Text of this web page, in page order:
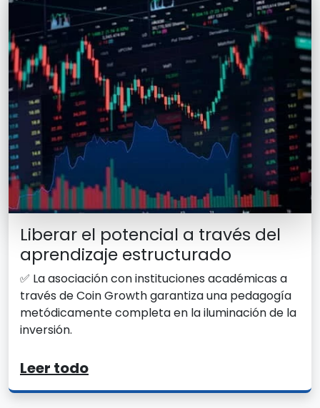
Liberar el potencial a través del
aprendizaje estructurado
✅ La asociación con instituciones académicas a
través de Coin Growth garantiza una pedagogía
metódicamente completa en la iluminación de la
inversión.
Leer todo